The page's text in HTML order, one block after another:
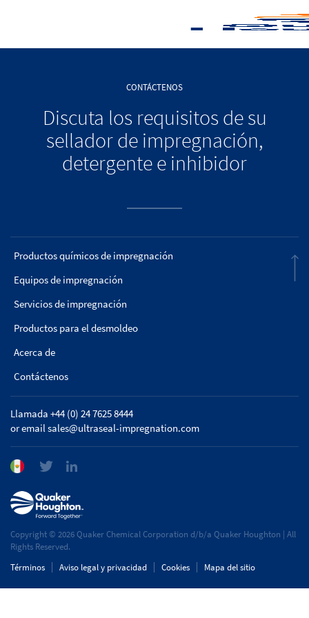
CONTÁCTENOS
Discuta los requisitos de su
sellador de impregnación,
detergente e inhibidor
Productos químicos de impregnación
Equipos de impregnación
Servicios de impregnación
Productos para el desmoldeo
Acerca de
Contáctenos
Llamada +44 (0) 24 7625 8444
or emailsales@ultraseal-impregnation.com
Copyright © 2026 Quaker Chemical Corporation d/b/a Quaker Houghton | All
Rights Reserved.
Términos
Aviso legal y privacidad Cookies Mapa del sitio